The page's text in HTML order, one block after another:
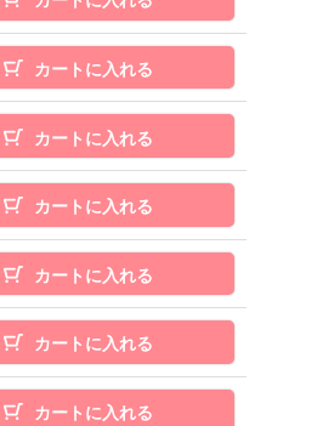
カートに入れる
カートに入れる
カートに入れる
カートに入れる
カートに入れる
カートに入れる